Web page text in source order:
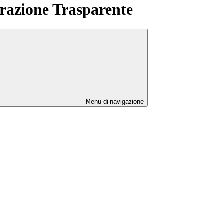
Trasparente
Menu di navigazione